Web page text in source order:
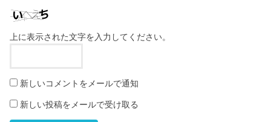
上に表示された文字を入力してください。
新しいコメントをメールで通知
新しい投稿をメールで受け取る